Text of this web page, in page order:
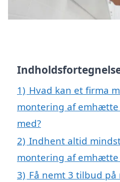
1) Hvad kan et firma
montering af
med?
2) Indhent altid
montering af emhætte
3) Få nemt 3 tilbud